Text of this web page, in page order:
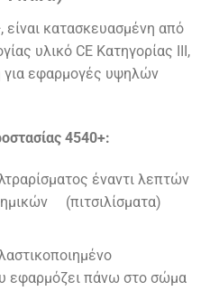
€.
κατασκευασμένη από
υλικό CE Κατηγορίας ΙΙΙ,
για εφαρμογές υψηλών
4540+:
έναντι λεπτών
(πιτσιλίσματα)
εφαρμόζει πάνω στο σώμα